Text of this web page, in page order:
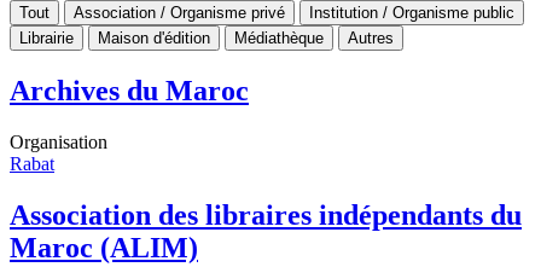
Tout Association / Organisme privé
Institution / Organisme public
Librairie
Maison d'édition Médiathèque Autres
Archives du Maroc
Organisation
Rabat
Association des libraires indépendants du
Maroc (ALIM)